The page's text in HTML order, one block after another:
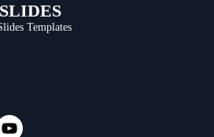
SLIDES
Templates